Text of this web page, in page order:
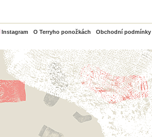
Instagram O Terryho ponožkách Obchodní podmínky
PayPal